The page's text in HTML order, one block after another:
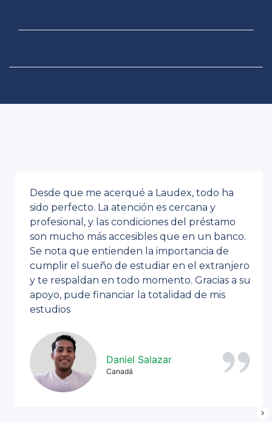
Desde que me acerqué a Laudex, todo ha
sido perfecto. La atención es cercana y
profesional, y las condiciones del préstamo
son mucho más accesibles que en un banco.
Se nota que entienden la importancia de
cumplir el sueño de estudiar en el extranjero
y te respaldan en todo momento. Gracias a su
apoyo, pude financiar la totalidad de mis
estudios
Daniel Salazar
Canadá